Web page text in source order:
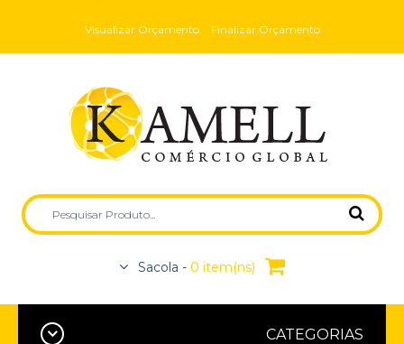
Visualizar Orçamento Finalizar Orçamento
Sacola - 0 item(ns)
CATEGORIAS